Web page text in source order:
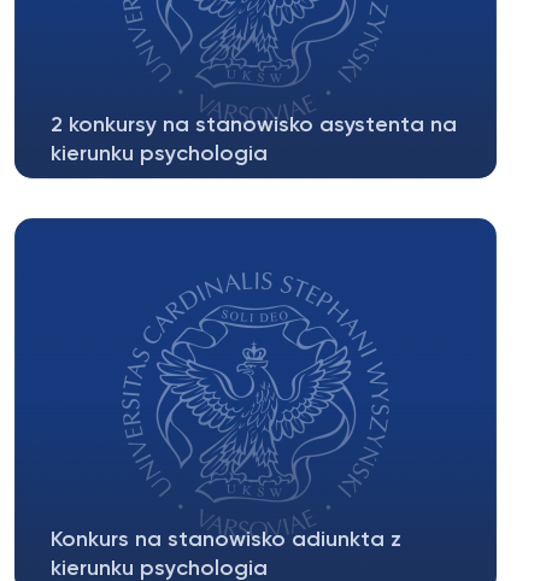
2 konkursy na stanowisko asystenta na
kierunku psychologia
Filozofii Chrześcijańskiej, Instytut Psychologii,...
Konkurs na stanowisko adiunkta z
kierunku psychologia